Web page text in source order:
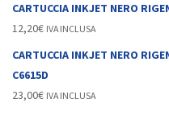
CARTUCCIA INKJET NERO
12,20€ IVA INCLUSA
CARTUCCIA INKJET NERO
C6615D
23,00€ IVA INCLUSA